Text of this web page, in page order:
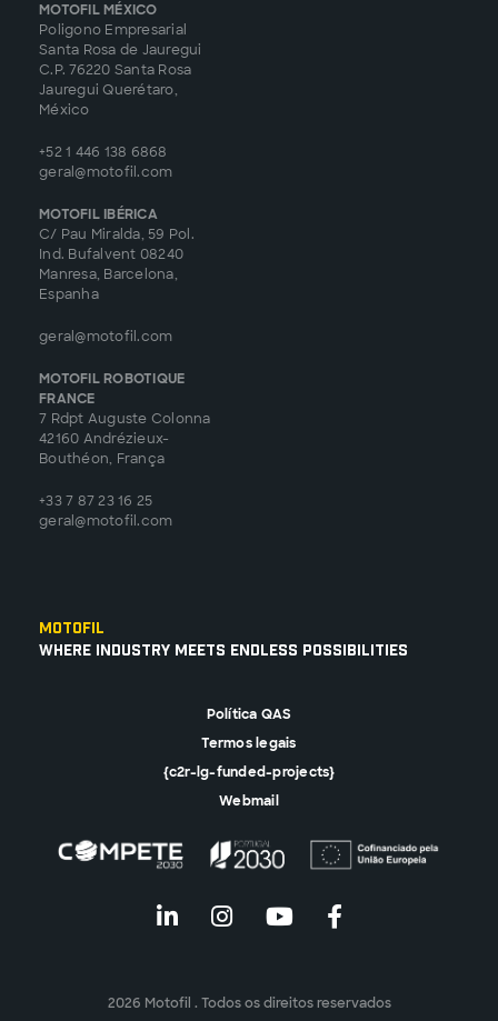
MOTOFIL MÉXICO
Poligono Empresarial
Santa Rosa de Jauregui
C.P. 76220 Santa Rosa
Jauregui Querétaro,
México
+52 1 446 138 6868
geral@motofil.com
MOTOFIL IBÉRICA
C/ Pau Miralda, 59 Pol.
Ind. Bufalvent 08240
Manresa, Barcelona,
Espanha
geral@motofil.com
MOTOFIL ROBOTIQUE
FRANCE
7 Rdpt Auguste Colonna
42160 Andrézieux-
Bouthéon, França
+33 7 87 23 16 25
geral@motofil.com
Motofil
Where Industry Meets Endless Possibilities
Política QAS
Termos legais
{c2r-lg-funded-projects}
Webmail
2026 Motofil . Todos os direitos reservados